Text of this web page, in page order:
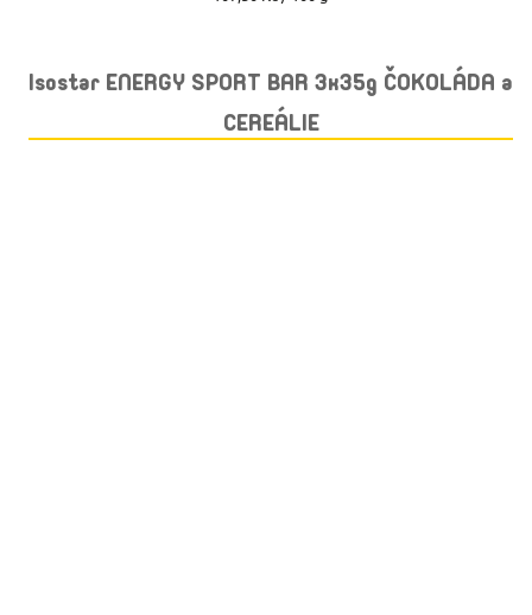
Isostar ENERGY SPORT BAR 3x35g ČOKOLÁDA a
CEREÁLIE